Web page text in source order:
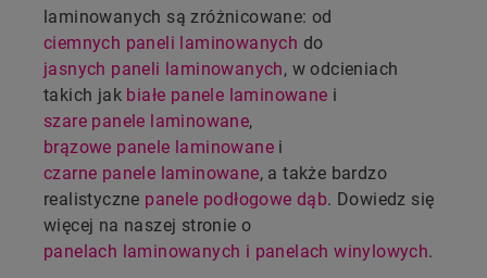
laminowanych są zróżnicowane: od
ciemnych paneli laminowanych do
jasnych paneli laminowanych, w odcieniach
takich jak białe panele laminowane i
szare panele laminowane,
brązowe panele laminowane i
czarne panele laminowane, a także bardzo
realistyczne panele podłogowe dąb. Dowiedz się
więcej na naszej stronie o
panelach laminowanych i panelach winylowych.